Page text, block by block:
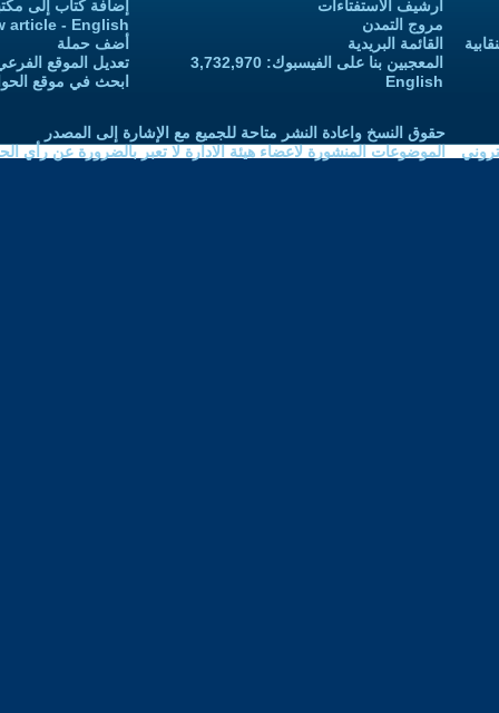
Add new article - English
تعديل الموقع الفرعي للكاتب-ة
ابحث في موقع الحوار المتمدن
متاحة للجميع مع الإشارة إلى المصدر
هيئة الادارة لا تعبر بالضرورة عن رأي الحوار المتمدن